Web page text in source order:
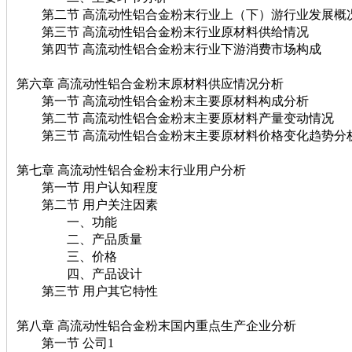
第二节 高流动性铝合金粉末行业上（下）游行业发展概
第三节 高流动性铝合金粉末行业原材料供给情况
第四节 高流动性铝合金粉末行业下游消费市场构成
第六章 高流动性铝合金粉末原材料供应情况分析
第一节 高流动性铝合金粉末主要原材料构成分析
第二节 高流动性铝合金粉末主要原材料产量变动情况
第三节 高流动性铝合金粉末主要原材料价格变化趋势分
第七章 高流动性铝合金粉末行业用户分析
第一节 用户认知程度
第二节 用户关注因素
一、功能
二、产品质量
三、价格
四、产品设计
第三节 用户其它特性
第八章 高流动性铝合金粉末国内重点生产企业分析
第一节 公司1